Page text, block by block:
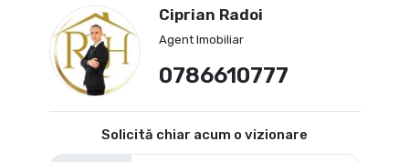
Ciprian Radoi
Agent Imobiliar
0786610777
Solicită chiar acum o vizionare